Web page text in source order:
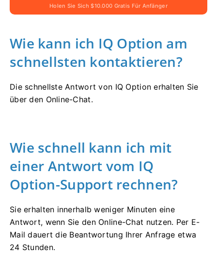
Holen Sie Sich $10.000 Gratis Für Anfänger
Wie kann ich IQ Option am
schnellsten kontaktieren?
Die schnellste Antwort von IQ Option erhalten Sie
über den Online-Chat.
Wie schnell kann ich mit
einer Antwort vom IQ
Option-Support rechnen?
Sie erhalten innerhalb weniger Minuten eine
Antwort, wenn Sie den Online-Chat nutzen. Per E-
Mail dauert die Beantwortung Ihrer Anfrage etwa
24 Stunden.